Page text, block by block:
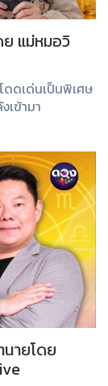
ย แม่หมอวิ
ดดเด่นเป็นพิเศษ
เข้ามา
ายโดย